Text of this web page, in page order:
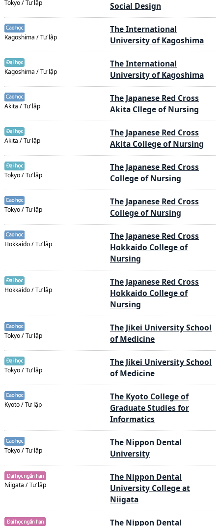
Tokyo / Tư lập Social Design
Kagoshima / Tư lập
The International
University of Kagoshima
Kagoshima / Tư lập
The International
University of Kagoshima
Akita / Tư lập
The Japanese Red Cross
Akita Cllege of Nursing
Akita / Tư lập
The Japanese Red Cross
Akita College of Nursing
Tokyo / Tư lập
The Japanese Red Cross
College of Nursing
Tokyo / Tư lập
The Japanese Red Cross
College of Nursing
Hokkaido / Tư lập
The Japanese Red Cross
Hokkaido College of
Nursing
Hokkaido / Tư lập
The Japanese Red Cross
Hokkaido College of
Nursing
Tokyo / Tư lập
The Jikei University School
of Medicine
Tokyo / Tư lập
The Jikei University School
of Medicine
Kyoto / Tư lập
The Kyoto College of
Graduate Studies for
Informatics
Tokyo / Tư lập
The Nippon Dental
University
Niigata / Tư lập
The Nippon Dental
University College at
Niigata
The Nippon Dental